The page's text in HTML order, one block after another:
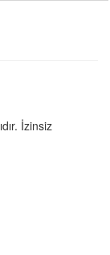
İzinsiz